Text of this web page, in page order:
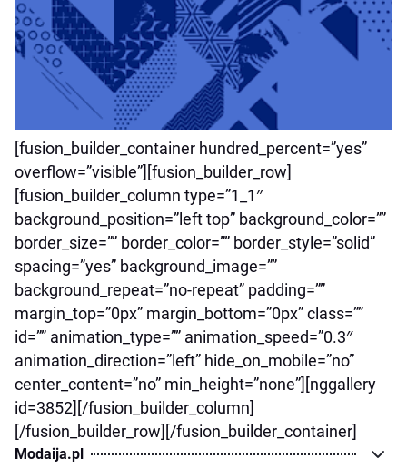
[fusion_builder_container hundred_percent=”yes”
overflow=”visible”][fusion_builder_row]
[fusion_builder_column type=”1_1″
background_position=”left top” background_color=””
border_size=”” border_color=”” border_style=”solid”
spacing=”yes” background_image=””
background_repeat=”no-repeat” padding=””
margin_top=”0px” margin_bottom=”0px” class=””
id=”” animation_type=”” animation_speed=”0.3″
animation_direction=”left” hide_on_mobile=”no”
center_content=”no” min_height=”none”][nggallery
id=3852][/fusion_builder_column]
[/fusion_builder_row][/fusion_builder_container]
Modaija.pl